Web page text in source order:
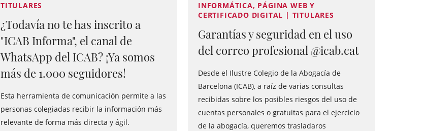
TITULARES
¿Todavía no te has inscrito a
"ICAB Informa", el canal de
WhatsApp del ICAB? ¡Ya somos
más de 1.000 seguidores!
Esta herramienta de comunicación permite a las
personas colegiadas recibir la información más
relevante de forma más directa y ágil.
INFORMÁTICA, PÁGINA WEB Y
CERTIFICADO DIGITAL | TITULARES
Garantías y seguridad en el uso
del correo profesional @icab.cat
Desde el Ilustre Colegio de la Abogacía de
Barcelona (ICAB), a raíz de varias consultas
recibidas sobre los posibles riesgos del uso de
cuentas personales o gratuitas para el ejercicio
de la abogacía, queremos trasladaros